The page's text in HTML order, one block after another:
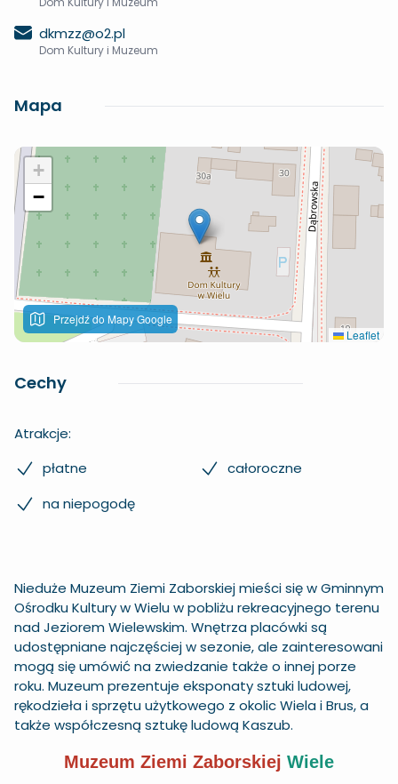
dkmzz@o2.pl
Dom Kultury i Muzeum
Mapa
+
−
Przejdź do Mapy Google
Leaflet
Cechy
Atrakcje:
płatne
całoroczne
na niepogodę
Nieduże Muzeum Ziemi Zaborskiej mieści się w Gminnym
Ośrodku Kultury w Wielu w pobliżu rekreacyjnego terenu
nad Jeziorem Wielewskim. Wnętrza placówki są
udostępniane najczęściej w sezonie, ale zainteresowani
mogą się umówić na zwiedzanie także o innej porze
roku. Muzeum prezentuje eksponaty sztuki ludowej,
rękodzieła i sprzętu użytkowego z okolic Wiela i Brus, a
także współczesną sztukę ludową Kaszub.
Muzeum Ziemi Zaborskiej Wiele